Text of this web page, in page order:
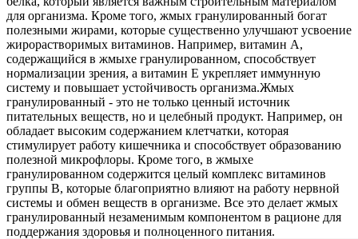
для организма. Кроме того, жмых гранулированный богат
полезными жирами, которые существенно улучшают усвоение
жирорастворимых витаминов. Например, витамин А,
содержащийся в жмыхе гранулированном, способствует
нормализации зрения, а витамин Е укрепляет иммунную
систему и повышает устойчивость организма.Жмых
гранулированный - это не только ценный источник
питательных веществ, но и целебный продукт. Например, он
обладает высоким содержанием клетчатки, которая
стимулирует работу кишечника и способствует образованию
полезной микрофлоры. Кроме того, в жмыхе
гранулированном содержится целый комплекс витаминов
группы В, которые благоприятно влияют на работу нервной
системы и обмен веществ в организме. Все это делает жмых
гранулированный незаменимым компонентом в рационе для
поддержания здоровья и полноценного питания.